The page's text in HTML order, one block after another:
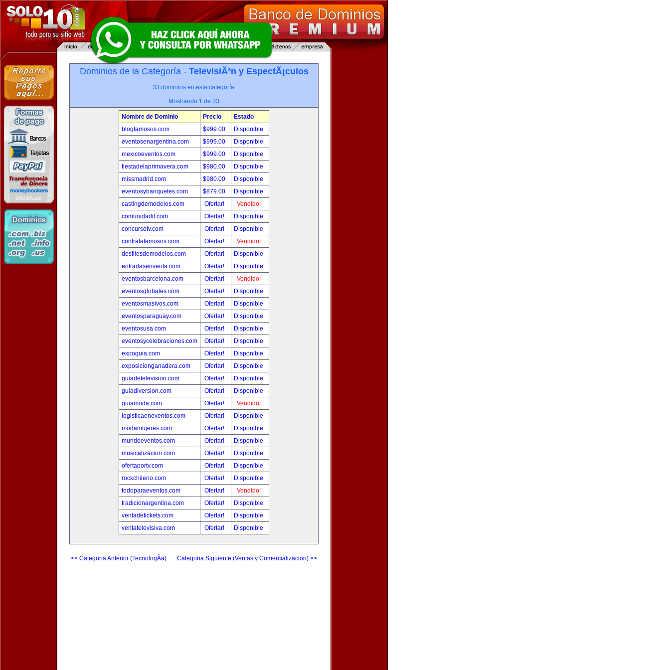
Dominios de la Categoría - TelevisiÃ³n y EspectÃ¡culos
33 dominios en esta categoría.
Mostrando 1 de 33
Nombre de Dominio Precio
Estado
blogfamosos.com
$999.00
Disponible
eventosenargentina.com
$999.00
Disponible
mexicoeventos.com
$999.00
Disponible
fiestadelaprimavera.com
$980.00
Disponible
missmadrid.com
$980.00
Disponible
eventosybanquetes.com
$879.00
Disponible
castingdemodelos.com
Ofertar!
Vendido!
comunidadit.com
Ofertar!
Disponible
concursotv.com
Ofertar!
Disponible
contratafamosos.com
Ofertar!
Vendido!
desfilesdemodelos.com
Ofertar!
Disponible
entradasenventa.com
Ofertar!
Disponible
eventosbarcelona.com
Ofertar!
Vendido!
eventosglobales.com
Ofertar!
Disponible
eventosmasivos.com
Ofertar!
Disponible
eventosparaguay.com
Ofertar!
Disponible
eventosusa.com
Ofertar!
Disponible
eventosycelebraciones.com
Ofertar!
Disponible
expoguia.com
Ofertar!
Disponible
exposicionganadera.com
Ofertar!
Disponible
guiadetelevision.com
Ofertar!
Disponible
guiadiversion.com
Ofertar!
Disponible
guiamoda.com
Ofertar!
Vendido!
logisticaeneventos.com
Ofertar!
Disponible
modamujeres.com
Ofertar!
Disponible
mundoeventos.com
Ofertar!
Disponible
musicalizacion.com
Ofertar!
Disponible
ofertaportv.com
Ofertar!
Disponible
rockchileno.com
Ofertar!
Disponible
todoparaeventos.com
Ofertar!
Vendido!
tradicionargentina.com
Ofertar!
Disponible
ventadetickets.com
Ofertar!
Disponible
ventatelevisiva.com
Ofertar! Disponible
<< Categoria Anterior (TecnologÃ­a) Categoria Siguiente (Ventas y Comercializacion) >>